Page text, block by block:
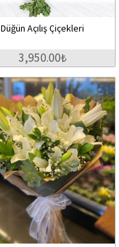
Düğün Açılış Çiçekleri
3,950.00₺